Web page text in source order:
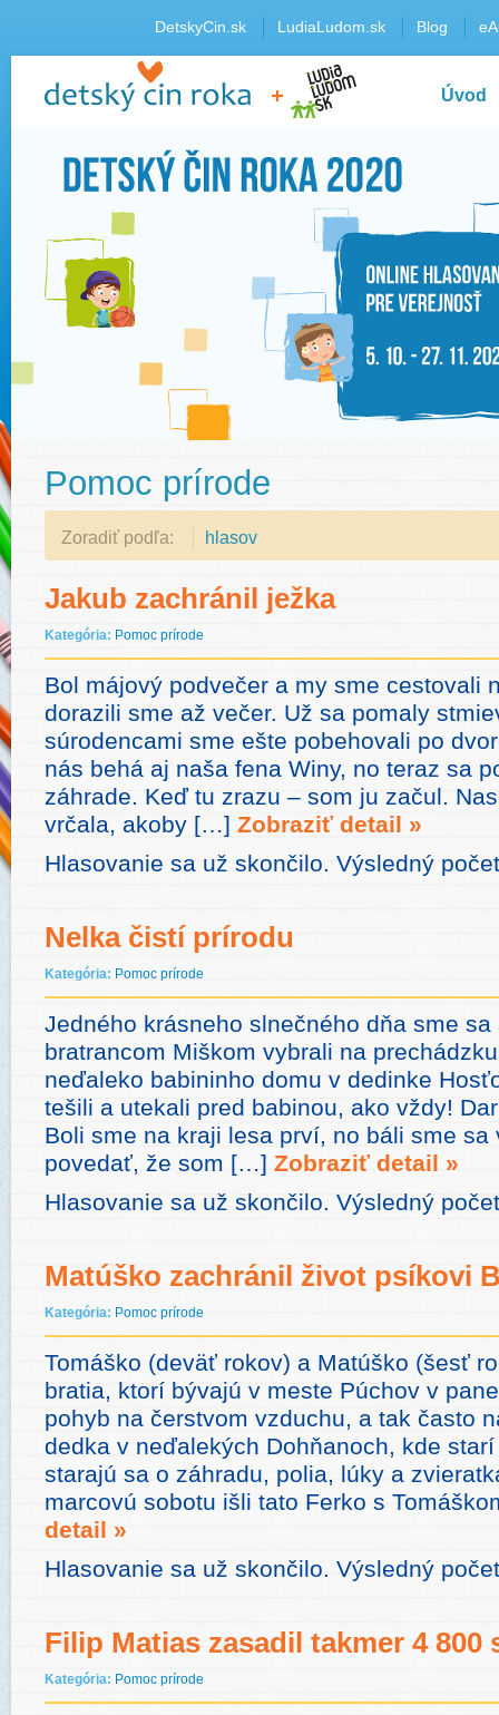
DetskyCin.sk LudiaLudom.sk Blog
Úvod
Pomoc prírode
Zoradiť podľa: hlasov
Jakub zachránil ježka
Kategória: Pomoc prírode
Bol májový podvečer a my sme cestovali
dorazili sme až večer. Už sa pomaly
súrodencami sme ešte pobehovali po
nás behá aj naša fena Winy, no teraz sa
záhrade. Keď tu zrazu – som ju začul.
vrčala, akoby […] Zobraziť detail »
Hlasovanie sa už skončilo. Výsledný
Nelka čistí prírodu
Kategória: Pomoc prírode
Jedného krásneho slnečného dňa sme
bratrancom Miškom vybrali na
neďaleko babininho domu v dedinke
tešili a utekali pred babinou, ako vždy!
Boli sme na kraji lesa prví, no báli sme
povedať, že som […] Zobraziť detail »
Hlasovanie sa už skončilo. Výsledný
Matúško zachránil život psíkovi
Kategória: Pomoc prírode
Tomáško (deväť rokov) a Matúško (šesť
bratia, ktorí bývajú v meste Púchov v
pohyb na čerstvom vzduchu, a tak často
dedka v neďalekých Dohňanoch, kde
starajú sa o záhradu, polia, lúky a
marcovú sobotu išli tato Ferko s
detail »
Hlasovanie sa už skončilo. Výsledný
Filip Matias zasadil takmer 4 800
Kategória: Pomoc prírode